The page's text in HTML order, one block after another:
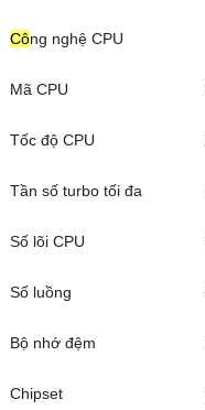
Công nghệ CPU
Mã CPU
Tốc độ CPU
Tần số turbo tối đa
Số lõi CPU
Số luồng
Bộ nhớ đệm
Chipset